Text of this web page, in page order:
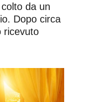
da un
Dopo circa
ricevuto